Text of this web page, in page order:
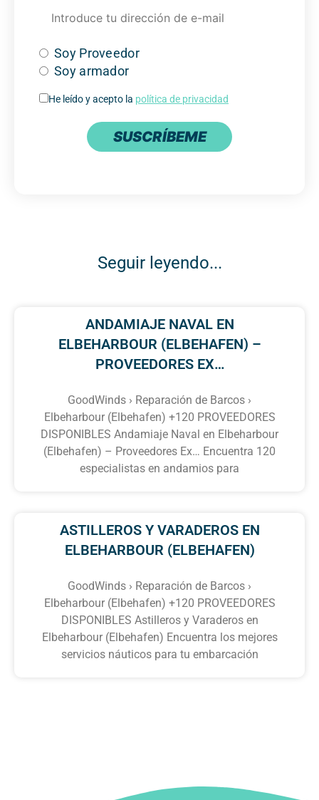
Soy Proveedor
Soy armador
He leído y acepto la política de privacidad
SUSCRÍBEME
Seguir leyendo...
ANDAMIAJE NAVAL EN
ELBEHARBOUR (ELBEHAFEN) –
PROVEEDORES EX…
GoodWinds › Reparación de Barcos ›
Elbeharbour (Elbehafen) +120 PROVEEDORES
DISPONIBLES Andamiaje Naval en Elbeharbour
(Elbehafen) – Proveedores Ex… Encuentra 120
especialistas en andamios para
ASTILLEROS Y VARADEROS EN
ELBEHARBOUR (ELBEHAFEN)
GoodWinds › Reparación de Barcos ›
Elbeharbour (Elbehafen) +120 PROVEEDORES
DISPONIBLES Astilleros y Varaderos en
Elbeharbour (Elbehafen) Encuentra los mejores
servicios náuticos para tu embarcación